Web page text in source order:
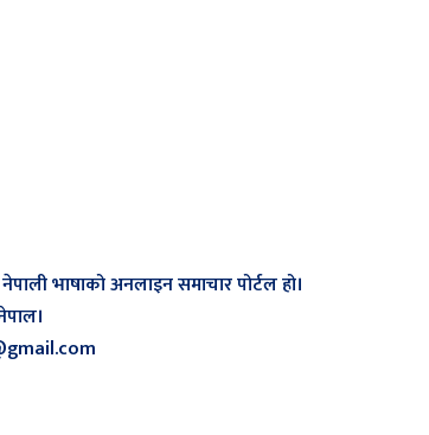
भाषाको अनलाइन समाचार पोर्टल हो।